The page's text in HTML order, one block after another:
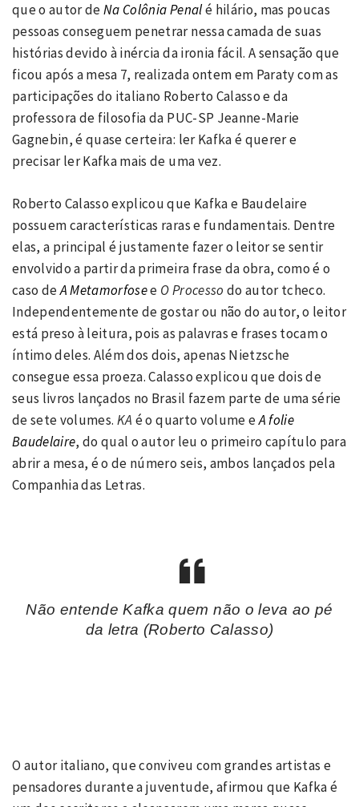
que o autor deNa Colônia Penalé hilário, mas poucas
pessoas conseguem penetrar nessa camada de suas
histórias devido à inércia da ironia fácil. A sensação que
ficou após a mesa 7, realizada ontem em Paraty com as
participações do italiano Roberto Calasso e da
professora de filosofia da PUC-SP Jeanne-Marie
Gagnebin, é quase certeira: ler Kafka é querer e
precisar ler Kafka mais de uma vez.
Roberto Calasso explicou que Kafka e Baudelaire
possuem características raras e fundamentais. Dentre
elas, a principal é justamente fazer o leitor se sentir
envolvido a partir da primeira frase da obra, como é o
caso deA Metamorfosee O Processo do autor tcheco.
Independentemente de gostar ou não do autor, o leitor
está preso à leitura, pois as palavras e frases tocam o
íntimo deles. Além dos dois, apenas Nietzsche
consegue essa proeza. Calasso explicou que dois de
seus livros lançados no Brasil fazem parte de uma série
de sete volumes. KA é o quarto volume eA folie
Baudelaire, do qual o autor leu o primeiro capítulo para
abrir a mesa, é o de número seis, ambos lançados pela
Companhia das Letras.
Não entende Kafka quem não o leva ao pé
da letra (Roberto Calasso)
O autor italiano, que conviveu com grandes artistas e
pensadores durante a juventude, afirmou que Kafka é